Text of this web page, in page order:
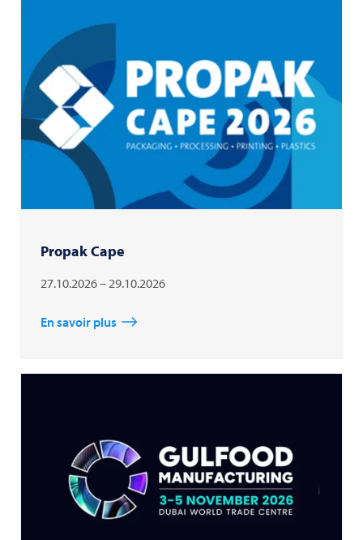
Propak Cape
27.10.2026 – 29.10.2026
En savoir plus